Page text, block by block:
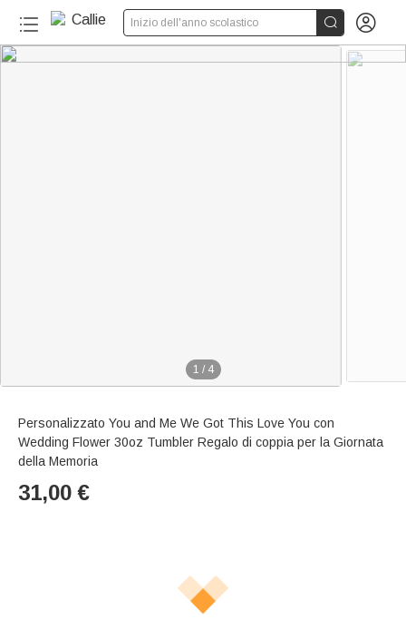
Inizio dell'anno scolastico  
1 / 4
Personalizzato You and Me We Got This Love You con
Wedding Flower 30oz Tumbler Regalo di coppia per la Giornata
della Memoria
31,00 €